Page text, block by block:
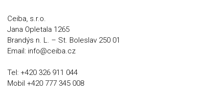
Ceiba, s.r.o.
Jana Opletala 1265
Brandýs n. L. – St. Boleslav 250 01
Email: info@ceiba.cz
Tel: +420 326 911 044
Mobil +420 777 345 008